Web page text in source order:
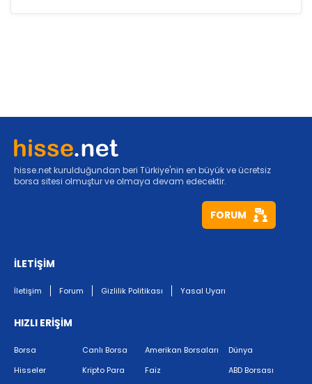
hisse.net kurulduğundan beri Türkiye'nin en büyük ve ücretsiz
borsa sitesi olmuştur ve olmaya devam edecektir.
FORUM
İLETİŞİM
İletişim Forum Gizlilik Politikası Yasal Uyarı
HIZLI ERİŞİM
Borsa
Hisseler
Canlı Borsa
Kripto Para
Amerikan Borsaları
Faiz
Dünya
ABD Borsası